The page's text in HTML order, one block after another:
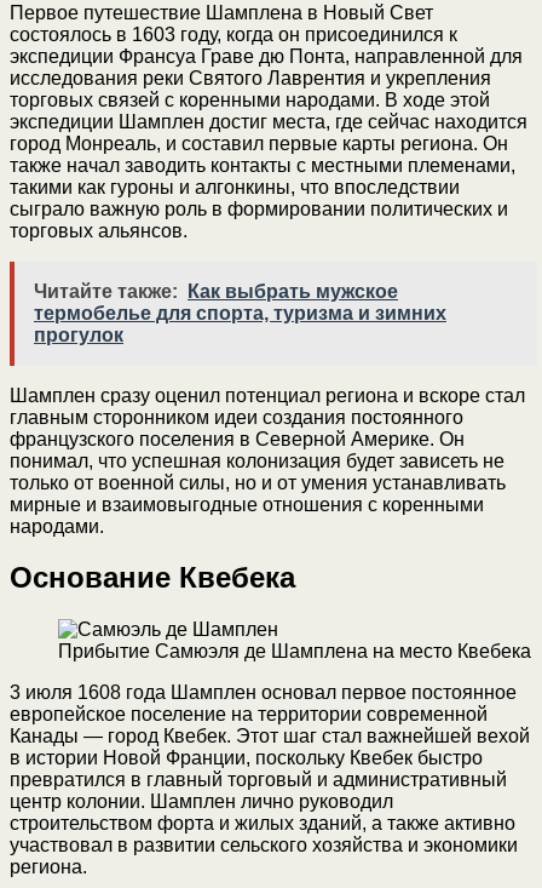
Первое путешествие Шамплена в Новый Свет
состоялось в 1603 году, когда он присоединился к
экспедиции Франсуа Граве дю Понта, направленной для
исследования реки Святого Лаврентия и укрепления
торговых связей с коренными народами. В ходе этой
экспедиции Шамплен достиг места, где сейчас находится
город Монреаль, и составил первые карты региона. Он
также начал заводить контакты с местными племенами,
такими как гуроны и алгонкины, что впоследствии
сыграло важную роль в формировании политических и
торговых альянсов.
Читайте также:
Как выбрать мужское
термобелье для спорта, туризма и зимних
прогулок
Шамплен сразу оценил потенциал региона и вскоре стал
главным сторонником идеи создания постоянного
французского поселения в Северной Америке. Он
понимал, что успешная колонизация будет зависеть не
только от военной силы, но и от умения устанавливать
мирные и взаимовыгодные отношения с коренными
народами.
Основание Квебека
Прибытие Самюэля де Шамплена на место Квебека
3 июля 1608 года Шамплен основал первое постоянное
европейское поселение на территории современной
Канады — город Квебек. Этот шаг стал важнейшей вехой
в истории Новой Франции, поскольку Квебек быстро
превратился в главный торговый и административный
центр колонии. Шамплен лично руководил
строительством форта и жилых зданий, а также активно
участвовал в развитии сельского хозяйства и экономики
региона.